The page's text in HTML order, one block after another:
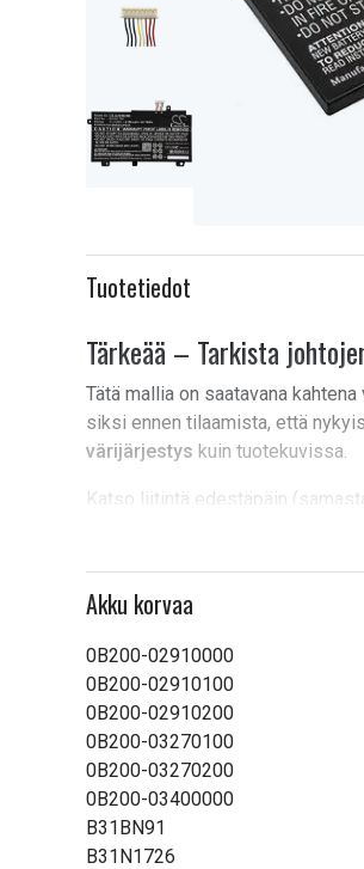
Tuotetiedot
Tärkeää – Tarkista
Tätä mallia on saatavana
siksi ennen tilaamista, että
värijärjestys kuin tuotekuvissa.
Katso liitintä edestäpäin
Jos värijärjestys ei täsmää,
Jännite:
Sopii merkkiin:
Mitat:
Kapasiteetti:
Akku korvaa
0B200-02910000
0B200-02910100
0B200-02910200
0B200-03270100
0B200-03270200
0B200-03400000
B31BN91
B31N1726